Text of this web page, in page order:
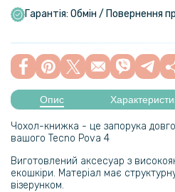
299 грн
319 грн
399 грн
Гідрогелева плівка iNobi Privacy
239 грн
299 грн
Гарантія: Обмін / Повернення
Опис
Чохол-книжка - це запорука
вашого Tecno Pova 4
Виготовлений аксесуар з
екошкіри. Матеріал має
візерунком.